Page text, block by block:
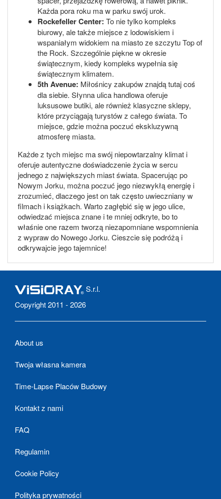
Każda pora roku ma w parku swój urok.
Rockefeller Center: To nie tylko kompleks
biurowy, ale także miejsce z lodowiskiem i
wspaniałym widokiem na miasto ze szczytu Top of
the Rock. Szczególnie piękne w okresie
świątecznym, kiedy kompleks wypełnia się
świątecznym klimatem.
5th Avenue: Miłośnicy zakupów znajdą tutaj coś
dla siebie. Słynna ulica handlowa oferuje
luksusowe butiki, ale również klasyczne sklepy,
które przyciągają turystów z całego świata. To
miejsce, gdzie można poczuć ekskluzywną
atmosferę miasta.
Każde z tych miejsc ma swój niepowtarzalny klimat i
oferuje autentyczne doświadczenie życia w sercu
jednego z największych miast świata. Spacerując po
Nowym Jorku, można poczuć jego niezwykłą energię i
zrozumieć, dlaczego jest on tak często uwieczniany w
filmach i książkach. Warto zagłębić się w jego ulice,
odwiedzać miejsca znane i te mniej odkryte, bo to
właśnie one razem tworzą niezapomniane wspomnienia
z wypraw do Nowego Jorku. Cieszcie się podróżą i
odkrywajcie jego tajemnice!
S.r.l.
Copyright 2011 - 2026
About us
Twoja własna kamera
Time-Lapse Placów Budowy
Kontakt z nami
FAQ
Regulamin
Cookie Policy
Polityka prywatności